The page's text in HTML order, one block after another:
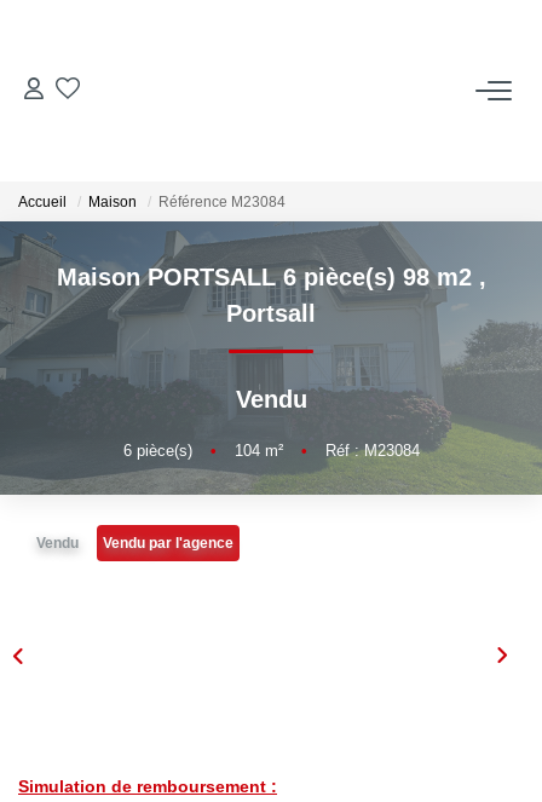
ACHETER
LOUER
Locations Saisonnières
ESTIMER
VENDRE
NOTRE AGENCE
CONTACT
Accueil Maison Référence M23084
Maison PORTSALL 6 pièce(s) 98 m2 ,
Portsall
Vendu
6pièce(s) • 104m² • Réf : M23084
Vendu Vendu par l'agence
Simulation de remboursement :